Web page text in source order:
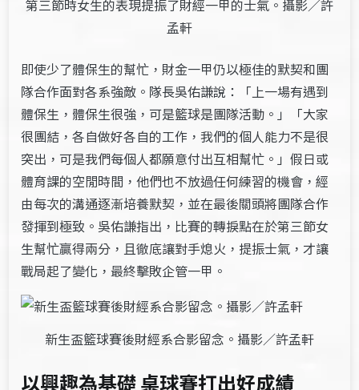
第三節時女生的表現提振了財經一甲的士氣。攝影／許
孟軒
即使少了體保生的幫忙，財金一甲仍以極佳的默契和團
隊合作面對各系強敵。隊長吳佑謙說：「上一場有遇到
體保生，體保生很強，可是籃球是團隊活動。」「大家
很團結，各自做好各自的工作，我們的個人能力不是很
突出，可是我們每個人都願意付出互相幫忙。」假日或
體育課的空閒時間，他們也不放過任何練習的機會，經
由每次的溝通逐漸培養默契，並在最後關頭將團隊合作
發揮到極致。吳佑謙指出，比賽的轉捩點在於第三節女
生幫忙贏得兩分，且徹底讓對手熄火，提振士氣，才讓
戰局起了變化，最終擊敗企管一甲。
新生盃籃球賽後財經系合影留念。攝影／許孟軒
以興趣為基礎 桌球賽打出好成績